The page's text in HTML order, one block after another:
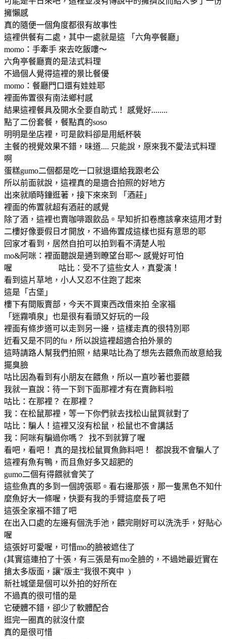
擁懶感
真的隨便一個角度都很有故事性
這裡供餐有二處，其中一處就是這 「六角亭餐廳」
momo：手牽手 來去吃飯嘍～
六角亭餐廳賣的是法式料理
不過個人覺得這裡的景比餐優
momo：餐廳門口還有娃娃耶
裡面佈置很有南法鄉村感
結果這裡餐具及開水全要自助式！ 感覺好........
點了二份套餐，餐點真的soso
明明是坐店裡，可是飲料卻是用紙杯裝
主餐的視覺效果不錯，味道.... 只能說，原來我不愛法式料理
啊
蛋糕gumo二個都是吃一口就退還給我跟老公
所以前面就說，這裡真的是適合拍照的好地方
出來就順時鐘逛著，接下來來到 「酒莊」
裡面的佈置就超有酒莊的感覺
除了酒，這裡也賣咖啡跟飲品。早知折扣卷應該拿來這用才對
二樓好像要假日才開放，不過佈置成這樣也挺有意思的耶
回家才看到，居然自拍可以拍到看不清楚人啦
mo&阿咪：裡面聽說是通到瞭望台耶～ 感覺好可怕
喔 咕比：受不了這些女人，真愛演！
看到這片草地，小人又忍不住跑了起來
這是「古堡」
樓下有間販賣部，今天不買東西改借來拍 全家福
「迷霧噴泉」也是很有看頭又好玩的一段
裡面有條步道可以走到另一邊，這樣走真的很特別耶
近看又是不同的fu，所以說這裡超適合拍外景的
這時請路人幫我們拍照，結果咕比為了想先去餵魚而故意給我
擺臭臉
咕比因為看到有小朋友在餵魚，所以一直吵著也要餵
我就一直說：待一下到下面那裡才有在賣飾料啦
咕比：在那裡？ 在那裡？
我：在松鼠那裡，等一下你們就去找松山鼠買就對了
咕比：騙人！這裡又沒有松鼠，松鼠也不會講話
我：阿咪有騙過你嗎？ 找不到就算了喔
看吧，看吧！ 真的是找松鼠買魚飾料吧！ 都說我不會騙人了
這裡有魚有鴨，而且魚好多又超肥的
gumo二個有得餵就會笑了
這些魚真的多到一個誇張耶。看右邊那張，那一隻黑色不知什
麼魚好大一條喔，快要有我的手臂這麼長了吧
這張全家福不錯了吧
在出入口處的左邊有個洗手池，餵完剛好可以洗洗手，好貼心
喔
這張好可愛喔，可惜mo的臉被遮住了
(其實這連拍了十張，有三張是有mo全臉的，不過她最近實在
搶太多版面，讓"版主"我很不爽中 )
新社城堡是個可以外拍的好所在
不過真的很可惜的是
它硬體不錯，卻少了軟體配合
逛完一圈真的就沒什麼
真的是很可惜